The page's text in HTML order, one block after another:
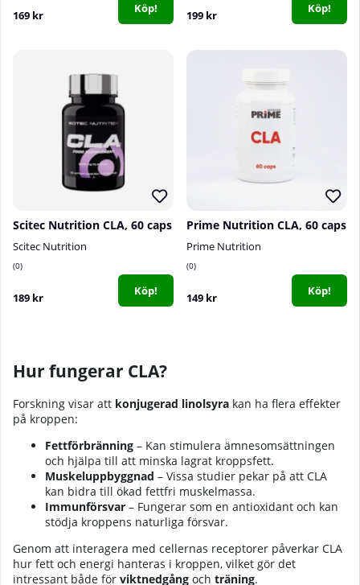
169 kr Köp! 199 kr Köp!
Scitec Nutrition CLA, 60 caps
Scitec Nutrition
0
189 kr Köp!
Prime Nutrition CLA, 60 caps
Prime Nutrition
0
149 kr Köp!
Hur fungerar CLA?
Forskning visar att konjugerad linolsyra kan ha flera effekter
på kroppen:
Fettförbränning – Kan stimulera ämnesomsättningen
och hjälpa till att minska lagrat kroppsfett.
Muskeluppbyggnad – Vissa studier pekar på att CLA
kan bidra till ökad fettfri muskelmassa.
Immunförsvar – Fungerar som en antioxidant och kan
stödja kroppens naturliga försvar.
Genom att interagera med cellernas receptorer påverkar CLA
hur fett och energi hanteras i kroppen, vilket gör det
intressant både för viktnedgång och träning.